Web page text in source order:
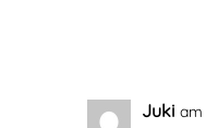
Juki am